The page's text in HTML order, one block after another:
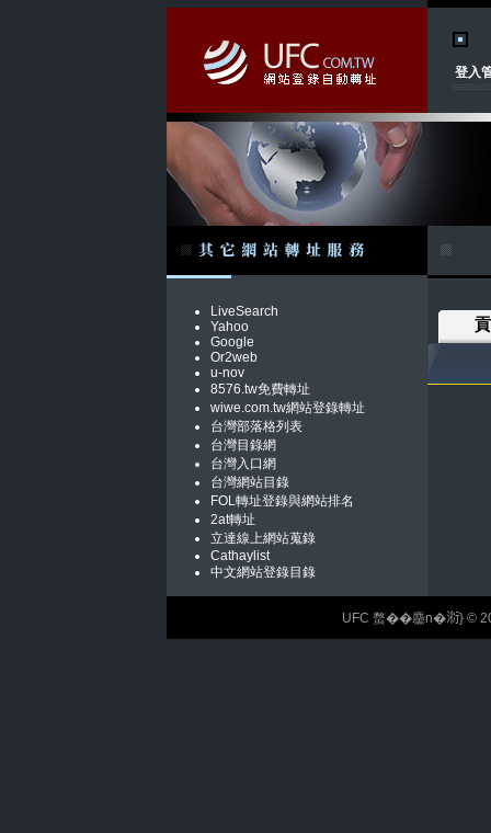
登入
LiveSearch
Yahoo
Google
Or2web
u-nov
8576.tw免費轉址
wiwe.com.tw網站登錄轉址
台灣部落格列表
台灣目錄網
台灣入口網
台灣網站目錄
FOL轉址登錄與網站排名
2at轉址
立達線上網站蒐錄
Cathaylist
中文網站登錄目錄
UFC 蝥��麢n�𣶹} ©